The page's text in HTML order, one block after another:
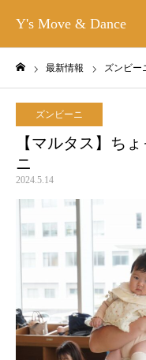
Y's Move & Dance
最新情報 ズンビー
ズンビーニ
【マルタス】ち
ニ
2024.5.14